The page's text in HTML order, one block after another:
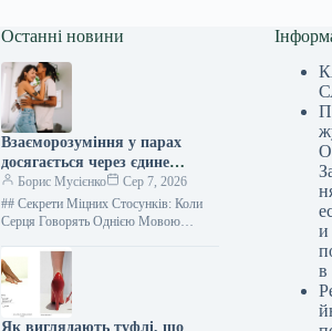
Останні новини
Взаєморозуміння у парах
досягається через єдине
бачення п’яти засадничих
цінностей | Кім Олвер
Борис Мусієнко
Сер 7, 2026
## Секрети Міцних Стосунків: Коли
Серця Говорять Однією Мовою
почуттів та магнетичної привабливості
для побудови…
Як виглядають туфлі, що
и
в